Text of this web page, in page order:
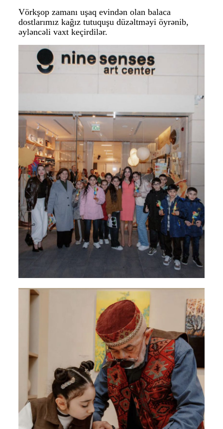
Vörkşop zamanı uşaq evindən olan balaca
dostlarımız kağız tutuquşu düzəltməyi öyrənib,
əyləncəli vaxt keçirdilər.